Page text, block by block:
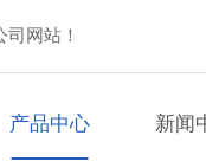
网站！
产品中心 新闻